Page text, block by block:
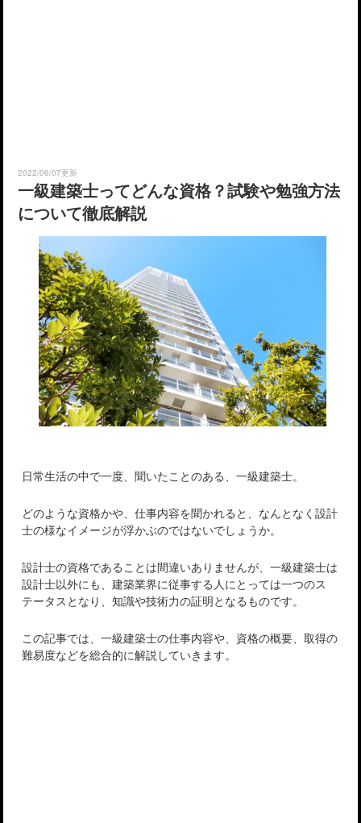
2022/06/07更新
一級建築士ってどんな資格？試験や勉強方法
について徹底解説
日常生活の中で一度、聞いたことのある、一級建築士。
どのような資格かや、仕事内容を聞かれると、なんとなく設計
士の様なイメージが浮かぶのではないでしょうか。
設計士の資格であることは間違いありませんが、一級建築士は
設計士以外にも、建築業界に従事する人にとっては一つのス
テータスとなり、知識や技術力の証明となるものです。
この記事では、一級建築士の仕事内容や、資格の概要、取得の
難易度などを総合的に解説していきます。